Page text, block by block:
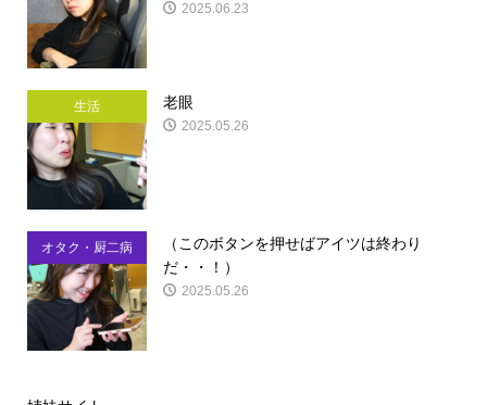
2025.06.23
生活 老眼
2025.05.26
オタク・厨二病
（このボタンを押せばアイツは終わり
だ・・！）
2025.05.26